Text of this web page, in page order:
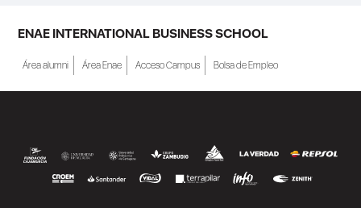
ENAE INTERNATIONAL BUSINESS SCHOOL
Área alumni Área Enae Acceso Campus Bolsa de Empleo